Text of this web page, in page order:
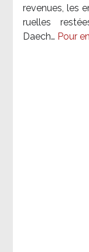
revenues, les
ruelles
Daech… Pour